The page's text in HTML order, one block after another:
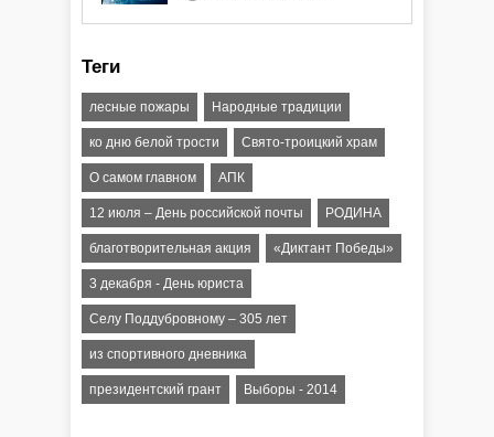
Теги
лесные пожары Народные традиции
ко дню белой трости Свято-троицкий храм
О самом главном АПК
12 июля – День российской почты РОДИНА
благотворительная акция «Диктант Победы»
3 декабря - День юриста
Селу Поддубровному – 305 лет
из спортивного дневника
президентский грант Выборы - 2014